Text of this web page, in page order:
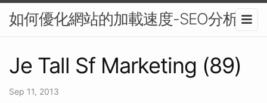
如何優化網站的加載速度-SEO分析
Je Tall Sf Marketing (89)
Sep 11, 2013